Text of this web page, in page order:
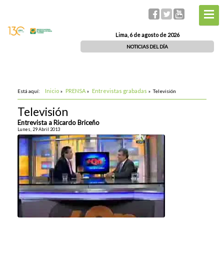
Lima, 6 de agosto de 2026
NOTICIAS DEL DÍA
Está aquí: Inicio » PRENSA » Entrevistas grabadas » Televisión
Televisión
Entrevista a Ricardo Briceño
Lunes, 29 Abril 2013